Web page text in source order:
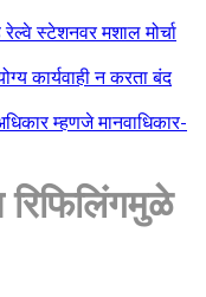
स्टेशनवर मशाल मोर्चा
कार्यवाही न करता बंद
म्हणजे मानवाधिकार-